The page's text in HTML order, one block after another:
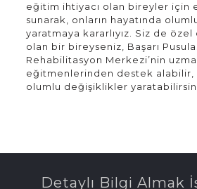
eğitim ihtiyacı olan bireyler için
sunarak, onların hayatında
yaratmaya kararlıyız. Siz de
olan bir bireyseniz, Başarı
Rehabilitasyon Merkezi’nin
eğitmenlerinden destek alabilir,
olumlu değişiklikler
Detaylı Bilgi Almak